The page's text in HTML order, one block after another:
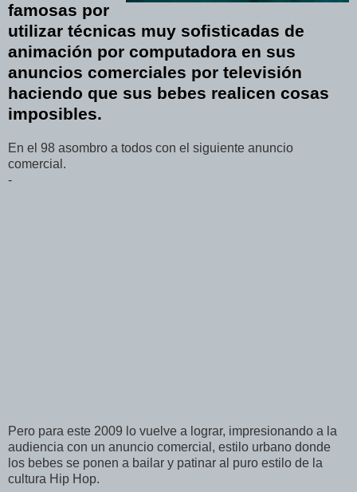
famosas por
utilizar técnicas muy sofisticadas de
animación por computadora en sus
anuncios comerciales por televisión
haciendo que sus bebes realicen cosas
imposibles.
En el 98 asombro a todos con el siguiente anuncio
comercial.
-
Pero para este 2009 lo vuelve a lograr, impresionando a la
audiencia con un anuncio comercial, estilo urbano donde
los bebes se ponen a bailar y patinar al puro estilo de la
cultura Hip Hop.